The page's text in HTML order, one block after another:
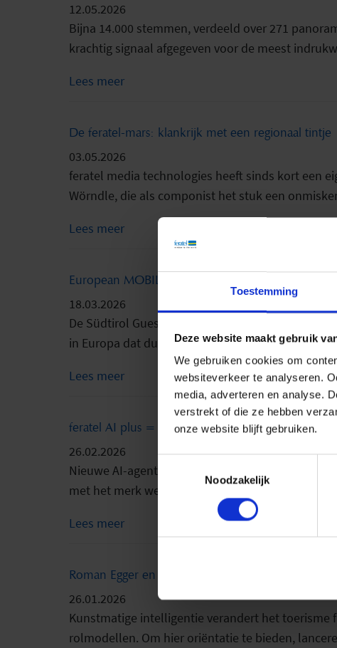
Toestemming
Deze website maakt gebruik
We gebruiken cookies om
websiteverkeer te analyseren.
media, adverteren en analyse.
verstrekt of die ze hebben
onze website blijft gebruiken.
Noodzakelijk
12.05.2026
Bijna 14.000 stemmen, verdeeld over 271
krachtig signaal afgegeven voor de meest
Lees meer
De feratel-mars: klankrijk met een regionaal tintje
03.05.2026
feratel media technologies heeft sinds kort een
Wörndle, die als componist het stuk een
Lees meer
European MOBILITYACTION Award voor de
18.03.2026
De Südtirol Guest Pass is bekroond met de
in Europa dat duurzame mobiliteit in het
Lees meer
feratel AI plus = toeristische AI met gecontroleerde
26.02.2026
Nieuwe AI-agentoplossingen maken uitsluitend
met het merk weergegeven.
Lees meer
Roman Egger en feratel lanceren “feratelAIplus
26.01.2026
Kunstmatige intelligentie verandert het toerisme
rolmodellen. Om hier oriëntatie te bieden,